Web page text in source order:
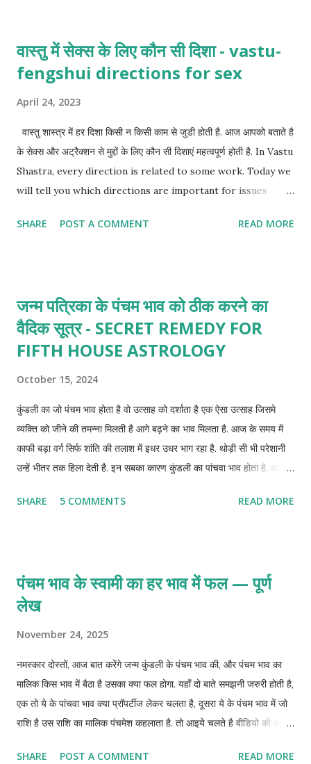
वास्तु में सेक्स के लिए कौन सी दिशा - vastu-
fengshui directions for sex
April 24, 2023
वास्तु शास्त्र में हर दिशा किसी न किसी काम से जुडी होती है. आज आपको बताते है
के सेक्स और अट्रैक्शन से मुद्दों के लिए कौन सी दिशाएं महत्वपूर्ण होती है. In Vastu
Shastra, every direction is related to some work. Today we
will tell you which directions are important for issues
SHARE POST A COMMENT READ MORE
जन्म पत्रिका के पंचम भाव को ठीक करने का
वैदिक सूत्र - SECRET REMEDY FOR
FIFTH HOUSE ASTROLOGY
October 15, 2024
कुंडली का जो पंचम भाव होता है वो उत्साह को दर्शाता है एक ऐसा उत्साह जिसमे
व्यक्ति को जीने की तमन्ना मिलती है आगे बढ़ने का भाव मिलता है. आज के समय में
काफी बड़ा वर्ग सिर्फ शांति की तलाश में इधर उधर भाग रहा है. थोड़ी सी भी परेशानी
उन्हें भीतर तक हिला देती है. इन सबका कारण कुंडली का पांचवा भाव होता है. आज
सकते है.
SHARE 5 COMMENTS READ MORE
पंचम भाव के स्वामी का हर भाव में फल — पूर्ण
लेख
November 24, 2025
नमस्कार दोस्तों, आज बात करेंगे जन्म कुंडली के पंचम भाव की, और पंचम भाव का
मालिक किस भाव में बैठा है उसका क्या फल होगा. यहाँ दो बाते समझनी जरुरी होती है,
एक तो ये के पांचवा भाव क्या प्रॉपर्टीज लेकर चलता है, दूसरा ये के पंचम भाव में जो
राशि है उस राशि का मालिक पंचमेश कहलाता है. तो आइये चलते है वीडियो की ओर
SHARE POST A COMMENT READ MORE